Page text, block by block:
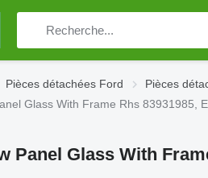
Pièces détachées Ford Pièces
Glass With Frame Rhs 83931985,
Panel Glass With